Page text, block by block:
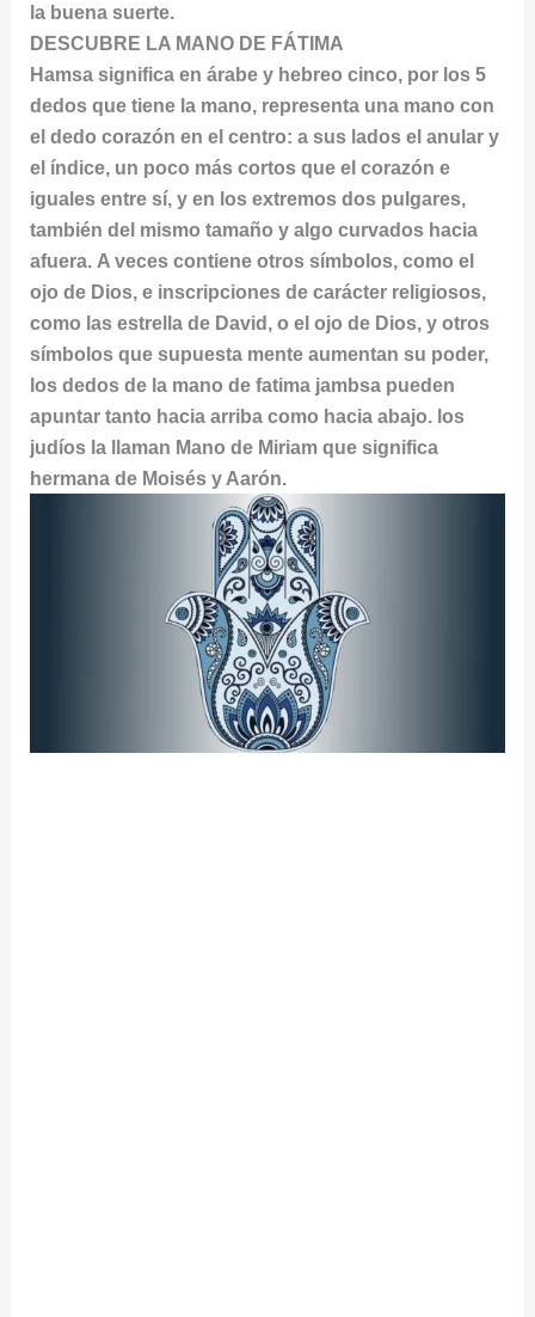
la buena suerte.
DESCUBRE LA MANO DE FÁTIMA
Hamsa significa en árabe y hebreo cinco, por los 5
dedos que tiene la mano, representa una mano con
el dedo corazón en el centro: a sus lados el anular y
el índice, un poco más cortos que el corazón e
iguales entre sí, y en los extremos dos pulgares,
también del mismo tamaño y algo curvados hacia
afuera. A veces contiene otros símbolos, como el
ojo de Dios, e inscripciones de carácter religiosos,
como las estrella de David, o el ojo de Dios, y otros
símbolos que supuesta mente aumentan su poder,
los dedos de la mano de fatima jambsa pueden
apuntar tanto hacia arriba como hacia abajo. los
judíos la llaman Mano de Miriam que significa
hermana de Moisés y Aarón.